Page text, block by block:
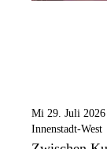
Mi 29. Juli 2026
Innenstadt-West